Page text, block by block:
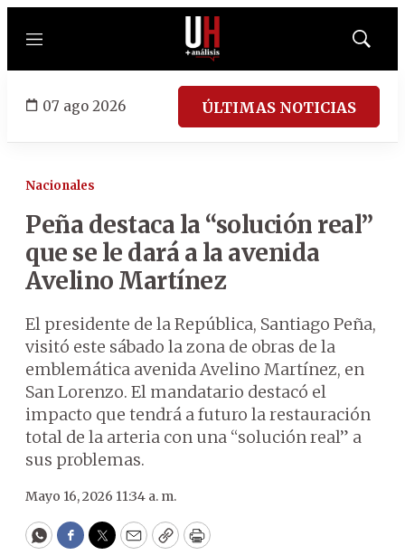
Menú
Mostrar
07 ago 2026 ÚLTIMAS NOTICIAS
Nacionales
Peña destaca la “solución real”
que se le dará a la avenida
Avelino Martínez
El presidente de la República, Santiago Peña,
visitó este sábado la zona de obras de la
emblemática avenida Avelino Martínez, en
San Lorenzo. El mandatario destacó el
impacto que tendrá a futuro la restauración
total de la arteria con una “solución real” a
sus problemas.
Mayo 16, 2026 11:34 a. m.
WhatsApp
Facebook
Twitter
EmailCopyPrint